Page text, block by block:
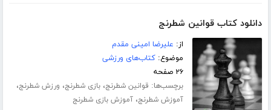
دانلود کتاب قوانین شطرنج
از: علیرضا امینی مقدم
موضوع:کتاب‌های ورزشی
۲۶ صفحه
برچسب‌ها: قوانین شطرنج،بازی شطرنج، ورزش شطرنج،
آموزش شطرنج،آموزش بازی شطرنج